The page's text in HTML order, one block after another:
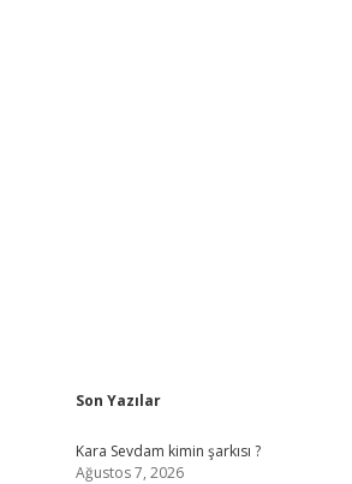
Sidebar
Son Yazılar
Kara Sevdam kimin şarkısı ?
Ağustos 7, 2026